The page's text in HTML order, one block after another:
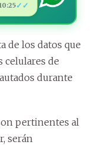
✓✓
de los datos que
celulares de
durante
pertinentes al
serán